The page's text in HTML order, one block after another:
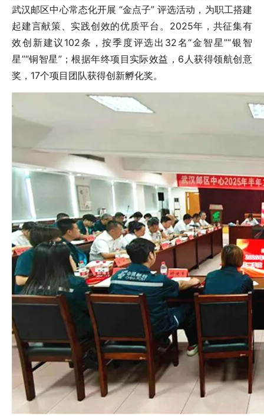
武汉邮区中心常态化开展 “金点子” 评选活动，为职工搭建
起建言献策、实践创效的优质平台。2025年，共征集有
效创新建议102条，按季度评选出32名“金智星”“银智
星”“铜智星”；根据年终项目实际效益，6人获得领航创意
奖，17个项目团队获得创新孵化奖。